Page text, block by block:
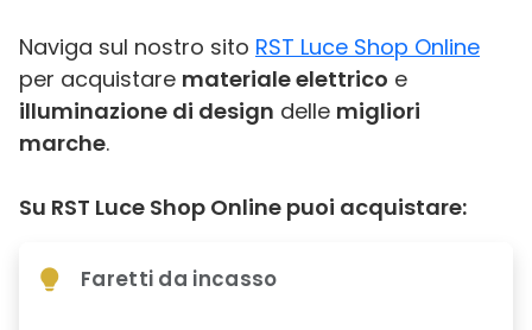
Naviga sul nostro sito RST Luce Shop Online
per acquistare materiale elettrico e
illuminazione di design delle migliori
marche.
Su RST Luce Shop Online puoi acquistare:
Faretti da incasso